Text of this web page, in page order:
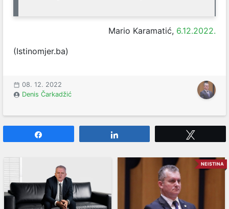
Mario Karamatić, 6.12.2022.
(Istinomjer.ba)
08. 12. 2022
Denis Čarkadžić
NEISTINA